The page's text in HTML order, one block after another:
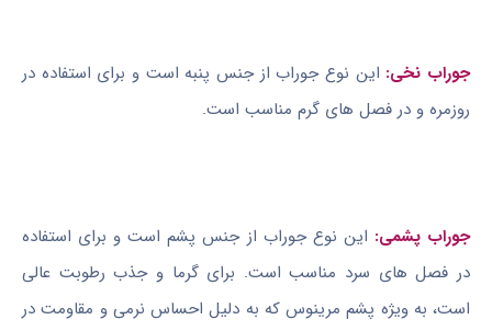
جوراب نخی: این نوع جوراب از جنس پنبه است و برای استفاده در
روزمره و در فصل های گرم مناسب است.
جوراب پشمی: این نوع جوراب از جنس پشم است و برای استفاده
در فصل های سرد مناسب است. برای گرما و جذب رطوبت عالی
است، به ویژه پشم مرینوس که به دلیل احساس نرمی و مقاومت در